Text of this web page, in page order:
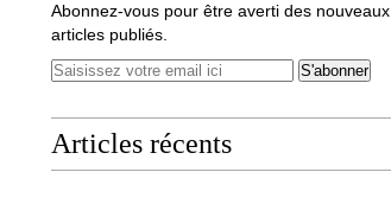
Abonnez-vous pour être averti des nouveaux
articles publiés.
Articles récents